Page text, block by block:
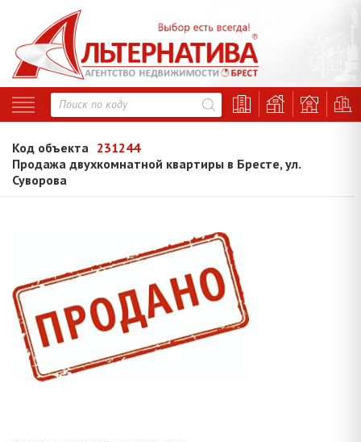
Код объекта 231244
Продажа двухкомнатной квартиры в Бресте, ул.
Суворова